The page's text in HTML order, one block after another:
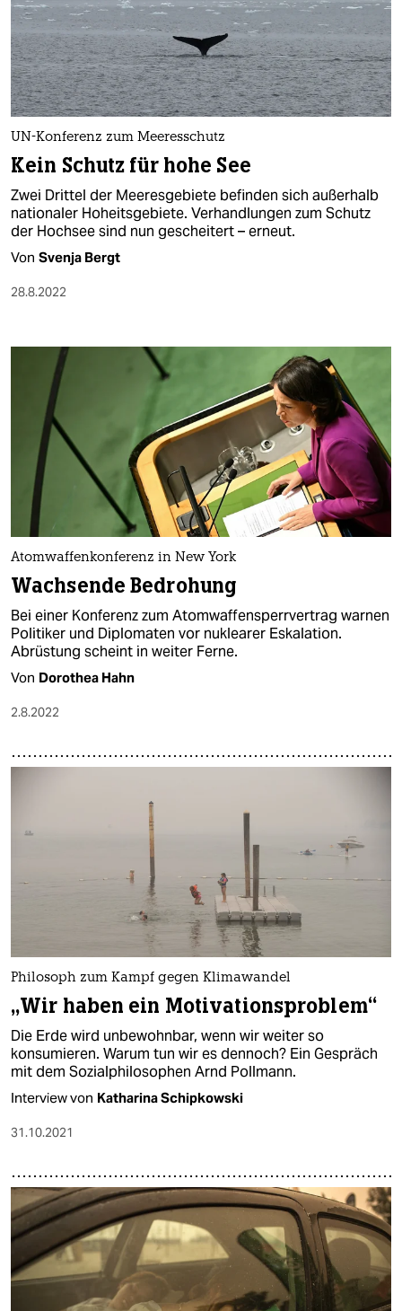
UN-Konferenz zum Meeresschutz
Kein Schutz für hohe See
Zwei Drittel der Meeresgebiete befinden sich außerhalb
nationaler Hoheitsgebiete. Verhandlungen zum Schutz
der Hochsee sind nun gescheitert – erneut.
Von Svenja Bergt
28.8.2022
Atomwaffenkonferenz in New York
Wachsende Bedrohung
Bei einer Konferenz zum Atomwaffensperrvertrag warnen
Politiker und Diplomaten vor nuklearer Eskalation.
Abrüstung scheint in weiter Ferne.
Von Dorothea Hahn
2.8.2022
Philosoph zum Kampf gegen Klimawandel
„Wir haben ein Motivationsproblem“
Die Erde wird unbewohnbar, wenn wir weiter so
konsumieren. Warum tun wir es dennoch? Ein Gespräch
mit dem Sozialphilosophen Arnd Pollmann.
Interview von Katharina Schipkowski
31.10.2021